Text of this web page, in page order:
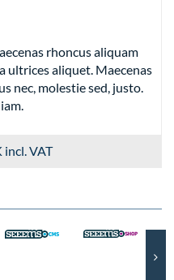
rhoncus aliquam
ultrices aliquet. Maecenas
nec, molestie sed, justo.
incl. VAT